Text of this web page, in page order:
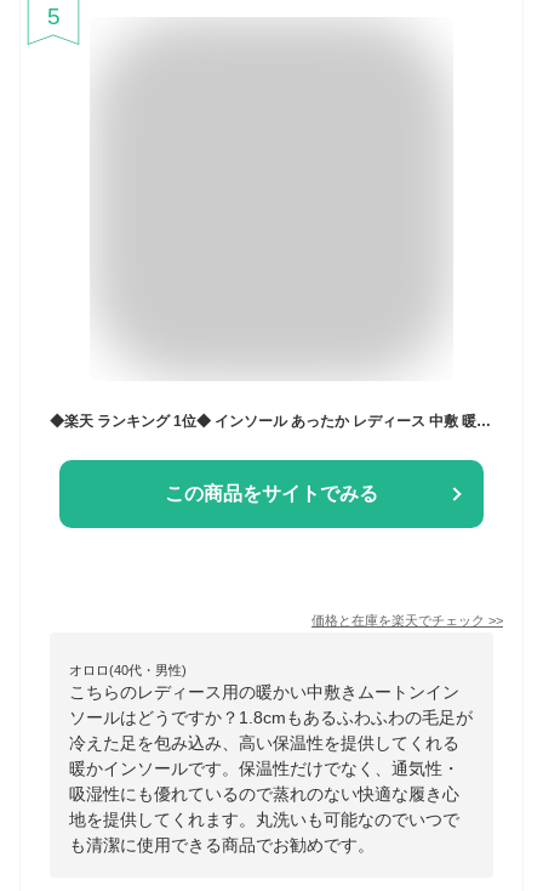
5
◆楽天 ランキング 1位◆ インソール あったか レディース 中敷 暖かい 中敷き 取り外し ボア ふわふわの肌触りに保温性もばっちり ブーツ だけでなく スニーカー にも 衝撃吸収女性用 男性用 キッズ 立ち仕事 革靴 革 靴 /ムートン中敷き
この商品をサイトでみる
価格と在庫を楽天でチェック >>
オロロ(40代・男性)
こちらのレディース用の暖かい中敷きムートンイン
ソールはどうですか？1.8cmもあるふわふわの毛足が
冷えた足を包み込み、高い保温性を提供してくれる
暖かインソールです。保温性だけでなく、通気性・
吸湿性にも優れているので蒸れのない快適な履き心
地を提供してくれます。丸洗いも可能なのでいつで
も清潔に使用できる商品でお勧めです。